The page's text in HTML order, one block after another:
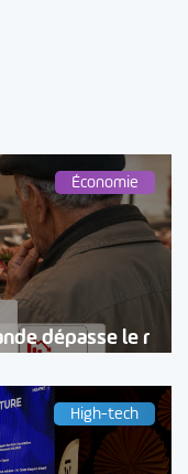
Économie
dépasse le r
High-tech